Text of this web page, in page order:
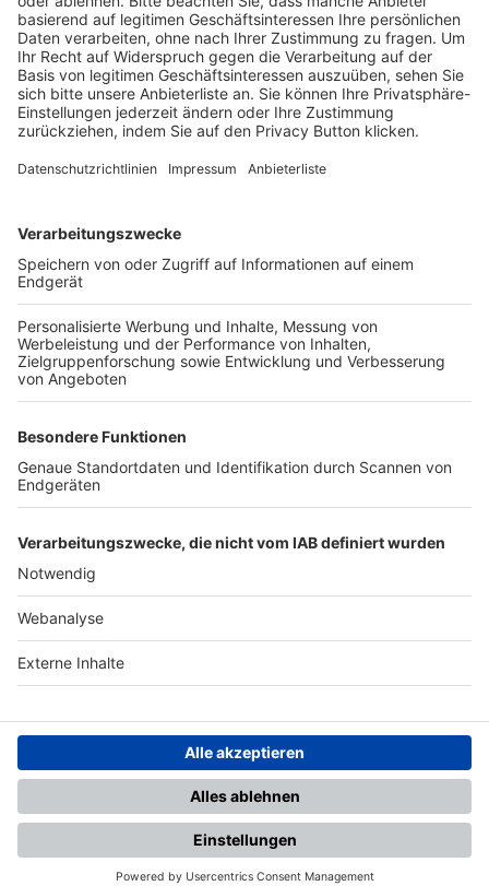
BFV-Geschäftsstellen
Trainerbörse
Login SpielPlus
FOLGE DEM BFV
TOP-VEREINE
TOP-PARTNER
SFV DFB
Nutzungsbedingungen Datenschutz Impressum
Ihr Gerät wird möglicherweise
nicht vollständig unterstützt.
Für die beste Nutzung empfehlen
wir ein kompatibles Gerät oder
einen aktuellen Browser.